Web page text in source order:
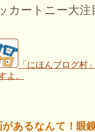
カートニー大
「にほんブログ村
よ。
あるなんて！眼